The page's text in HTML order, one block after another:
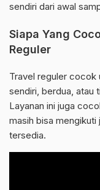
sendiri dari awal
Siapa Yang
Reguler
Travel reguler cocok
sendiri, berdua, atau
Layanan ini juga
masih bisa
tersedia.